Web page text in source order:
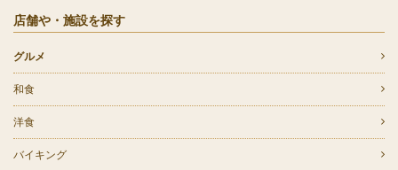
店舗や・施設を探す
グルメ
和食
洋食
バイキング